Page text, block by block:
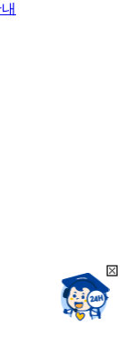
챗봇상담:
24시
채팅상담:
9시~18시
희